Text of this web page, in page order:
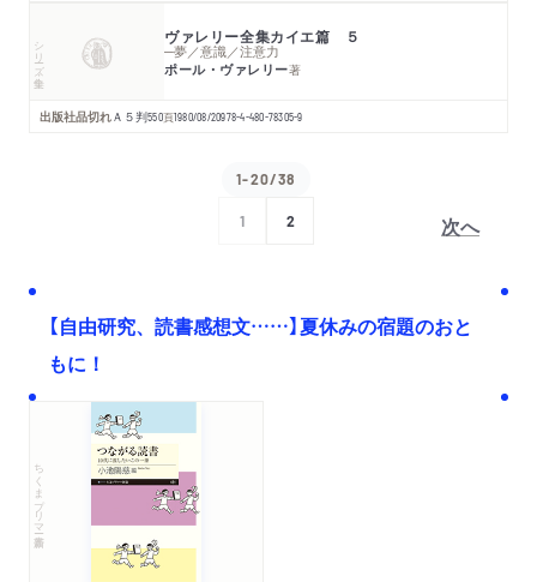
シリーズ・全集 ヴァレリー全集カイエ篇 ５
─夢／意識／注意力
ポール・ヴァレリー著
出版社品切れＡ５判550頁1980/08/20978-4-480-78305-9
1-20/38
1 2 次へ
【自由研究、読書感想文……】夏休みの宿題のおと
もに！
ちくまプリマー新書